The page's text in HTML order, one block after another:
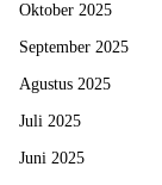
Oktober 2025
September 2025
Agustus 2025
Juli 2025
Juni 2025